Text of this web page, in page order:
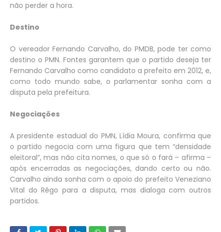
não perder a hora.
Destino
O vereador Fernando Carvalho, do PMDB, pode ter como
destino o PMN. Fontes garantem que o partido deseja ter
Fernando Carvalho como candidato a prefeito em 2012, e,
como todo mundo sabe, o parlamentar sonha com a
disputa pela prefeitura.
Negociações
A presidente estadual do PMN, Lídia Moura, confirma que
o partido negocia com uma figura que tem “densidade
eleitoral”, mas não cita nomes, o que só o fará – afirma –
após encerradas as negociações, dando certo ou não.
Carvalho ainda sonha com o apoio do prefeito Veneziano
Vital do Rêgo para a disputa, mas dialoga com outros
partidos.